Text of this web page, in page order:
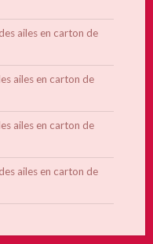
ailes en carton de
ailes en carton de
ailes en carton de
ailes en carton de